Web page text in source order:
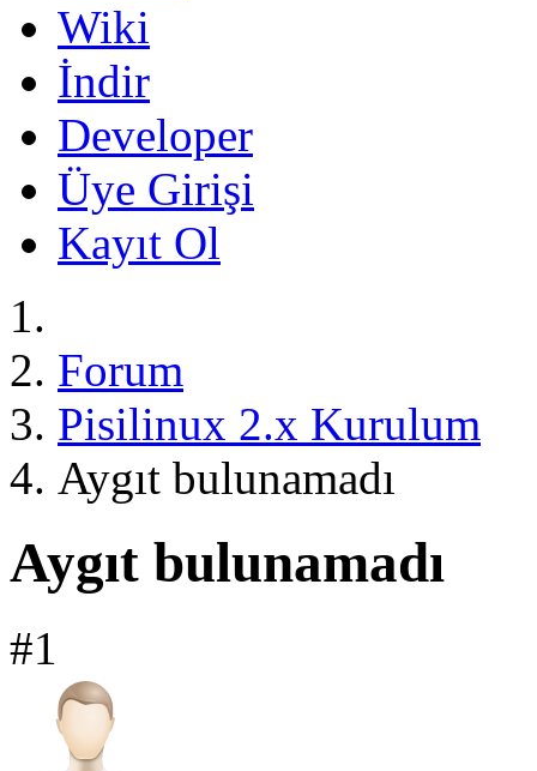
Wiki
İndir
Developer
Üye Girişi
Kayıt Ol
Forum
Pisilinux 2.x Kurulum
Aygıt bulunamadı
Aygıt bulunamadı
#1